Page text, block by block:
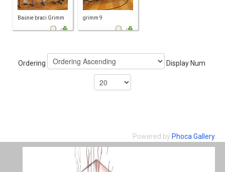
Baśnie braci Grimm grimm 9
Ordering Display Num
Powered by Phoca Gallery